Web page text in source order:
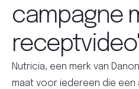
campagne
Nutricia, een merk van
maat voor iedereen die